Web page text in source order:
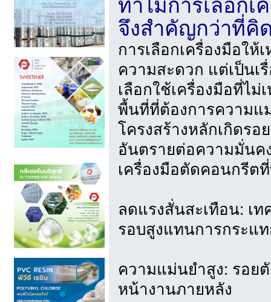
ทำไมการเลือกเ
จึงสำคัญกว่าที่คิ
การเลือกเครื่องมือให้
ความสะดวก แต่เป็นเ
เลือกใช้เครื่องมือที่ไ
พื้นที่ที่ต้องการความแ
โครงสร้างหลักเกิดรอ
อันตรายต่อความมั่นค
เครื่องมือตัดคอนกรีต
ลดแรงสั่นสะเทือน: เ
รอบสูงแทนการกระแ
ความแม่นยำสูง: รอย
หน้างานภายหลัง